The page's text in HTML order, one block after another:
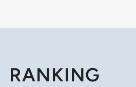
RANKING